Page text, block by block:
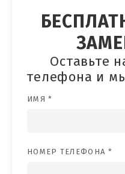
Оставьте
телефона и
ИМЯ *
НОМЕР ТЕЛЕФОНА *